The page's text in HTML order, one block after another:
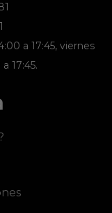
a 17:45, viernes
17:45.